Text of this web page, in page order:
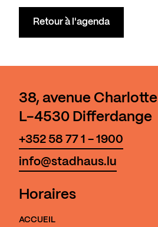
Retour à l'agenda
38, avenue Charlotte
L-4530 Differdange
+352 58 77 1 - 1900
info@stadhaus.lu
Horaires
ACCUEIL